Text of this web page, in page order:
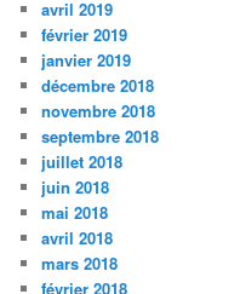
avril 2019
février 2019
janvier 2019
décembre 2018
novembre 2018
septembre 2018
juillet 2018
juin 2018
mai 2018
avril 2018
mars 2018
février 2018